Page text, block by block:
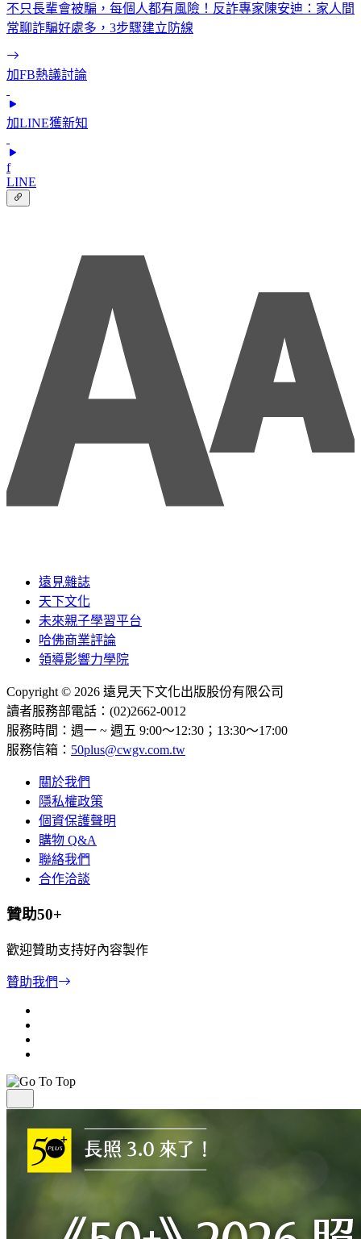
不只長輩會被騙，每個人都有風險！反詐專家陳安迪：家人間
常聊詐騙好處多，3步驟建立防線
加FB熱議討論
加LINE獲新知
f
LINE
遠見雜誌
天下文化
未來親子學習平台
哈佛商業評論
領導影響力學院
Copyright © 2026 遠見天下文化出版股份有限公司
讀者服務部電話：(02)2662-0012
服務時間：週一 ~ 週五 9:00～12:30；13:30～17:00
服務信箱： 50plus@cwgv.com.tw
關於我們
隱私權政策
個資保護聲明
購物 Q&A
聯絡我們
合作洽談
贊助50+
歡迎贊助支持好內容製作
贊助我們